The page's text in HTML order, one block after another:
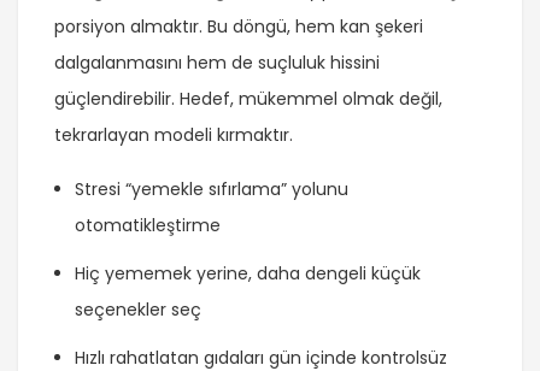
porsiyon almaktır. Bu döngü, hem kan şekeri
dalgalanmasını hem de suçluluk hissini
güçlendirebilir. Hedef, mükemmel olmak değil,
tekrarlayan modeli kırmaktır.
Stresi “yemekle sıfırlama” yolunu
otomatikleştirme
Hiç yememek yerine, daha dengeli küçük
seçenekler seç
Hızlı rahatlatan gıdaları gün içinde kontrolsüz